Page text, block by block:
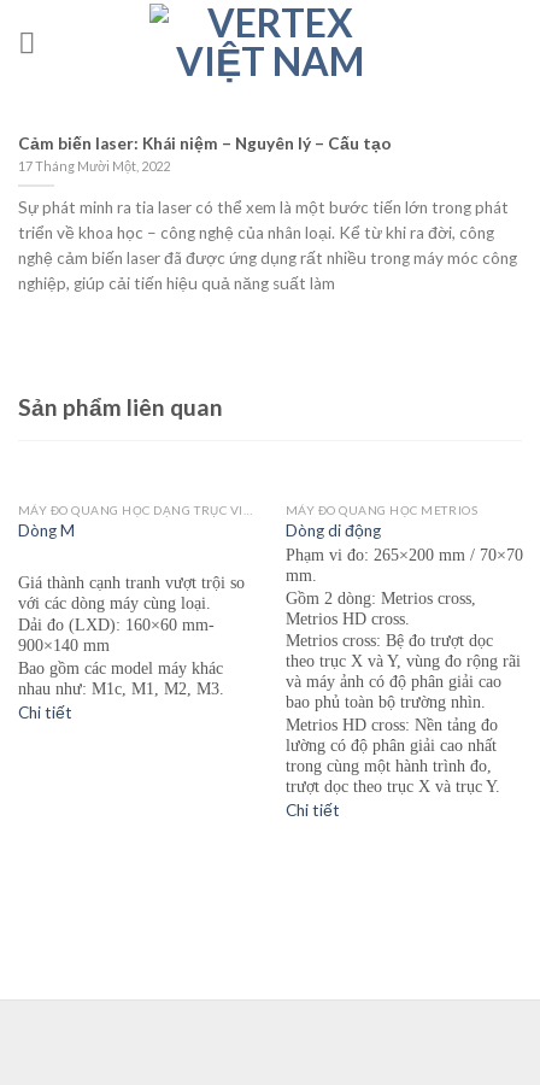
Cảm biến laser: Khái niệm – Nguyên lý – Cấu tạo
17 Tháng Mười Một, 2022
Sự phát minh ra tia laser có thể xem là một bước tiến lớn trong phát
triển về khoa học – công nghệ của nhân loại. Kể từ khi ra đời, công
nghệ cảm biến laser đã được ứng dụng rất nhiều trong máy móc công
nghiệp, giúp cải tiến hiệu quả năng suất làm
Sản phẩm liên quan
Dòng M
Giá thành cạnh tranh vượt trội so
với các dòng máy cùng loại.
Dải đo (LXD): 160×60 mm-
900×140 mm
Bao gồm các model máy khác
nhau như: M1c, M1, M2, M3.
Chi tiết
MÁY ĐO QUANG HỌC METRIOS
Dòng di động
Phạm vi đo: 265×200 mm / 70×70
mm.
Gồm 2 dòng: Metrios cross,
Metrios HD cross.
Metrios cross: Bệ đo trượt dọc
theo trục X và Y, vùng đo rộng rãi
và máy ảnh có độ phân giải cao
bao phủ toàn bộ trường nhìn.
Metrios HD cross: Nền tảng đo
lường có độ phân giải cao nhất
trong cùng một hành trình đo,
trượt dọc theo trục X và trục Y.
Chi tiết